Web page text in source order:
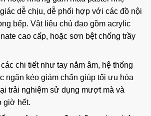
dễ chịu, dễ phối hợp với các đồ nội
bếp. Vật liệu chủ đạo gồm acrylic
cao cấp, hoặc sơn bệt chống trầy
chi tiết như tay nắm âm, hệ thống
ngăn kéo giảm chấn giúp tối ưu hóa
trải nghiệm sử dụng mượt mà và
giờ hết.